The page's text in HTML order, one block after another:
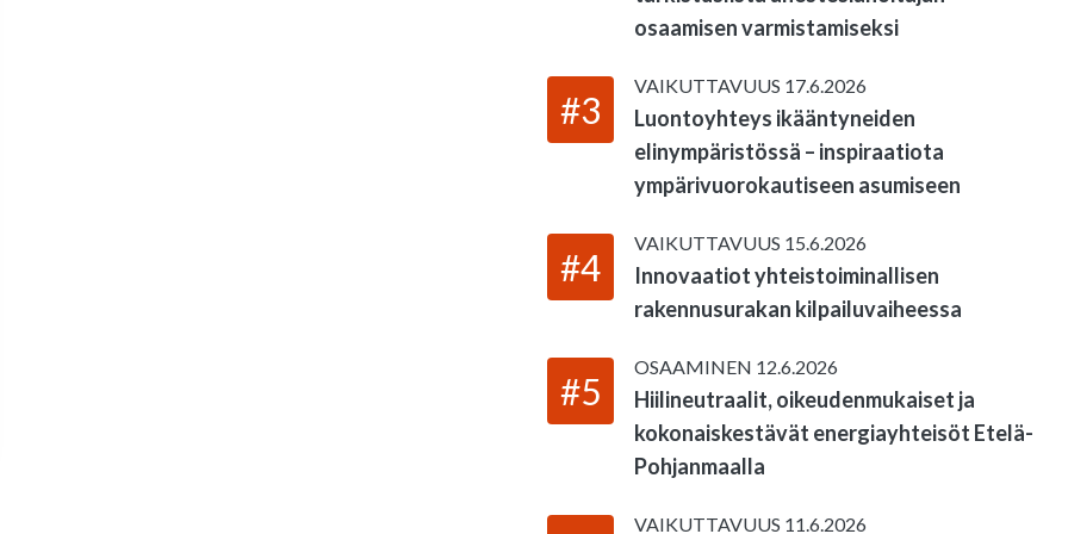
osaamisen varmistamiseksi
#3
VAIKUTTAVUUS 17.6.2026
Luontoyhteys ikääntyneiden
elinympäristössä – inspiraatiota
ympärivuorokautiseen asumiseen
#4
VAIKUTTAVUUS 15.6.2026
Innovaatiot yhteistoiminallisen
rakennusurakan kilpailuvaiheessa
#5
OSAAMINEN 12.6.2026
Hiilineutraalit, oikeudenmukaiset ja
kokonaiskestävät energiayhteisöt Etelä-
Pohjanmaalla
VAIKUTTAVUUS 11.6.2026